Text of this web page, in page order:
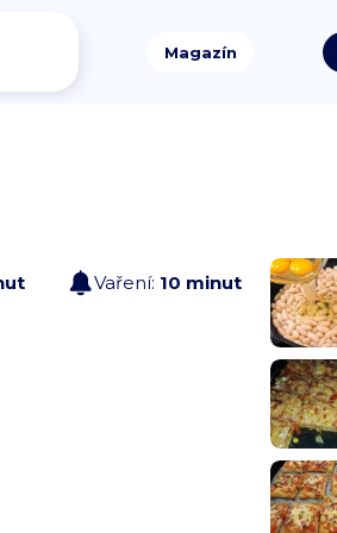
Magazín
Vaření: 10 minut